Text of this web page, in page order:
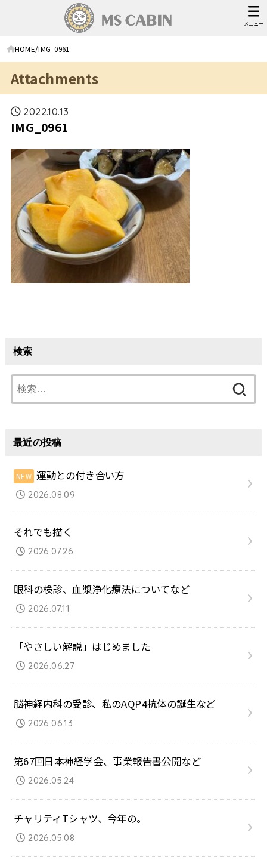
メニュー
HOME IMG_0961
Attachments
2022.10.13
IMG_0961
検索
索:
最近の投稿
運動との付き合い方
2026.08.09
それでも描く
2026.07.26
眼科の検診、血漿浄化療法についてなど
2026.07.11
「やさしい解説」はじめました
2026.06.27
脳神経内科の受診、私のAQP4抗体の誕生など
2026.06.13
第67回日本神経学会、事業報告書公開など
2026.05.24
チャリティTシャツ、今年の。
2026.05.08